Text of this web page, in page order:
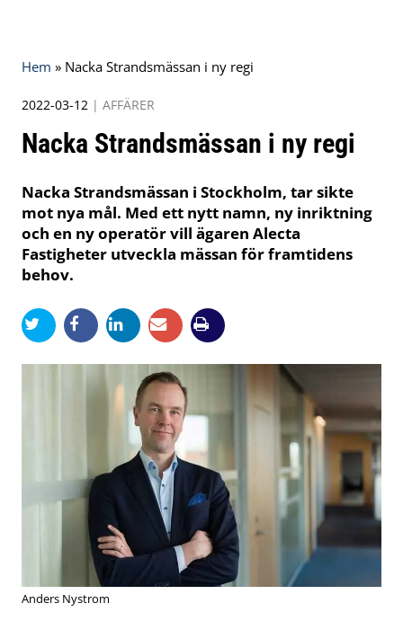
Hem » Nacka Strandsmässan i ny regi
2022-03-12 | AFFÄRER
Nacka Strandsmässan i ny regi
Nacka Strandsmässan i Stockholm, tar sikte
mot nya mål. Med ett nytt namn, ny inriktning
och en ny operatör vill ägaren Alecta
Fastigheter utveckla mässan för framtidens
behov.
Anders Nystrom